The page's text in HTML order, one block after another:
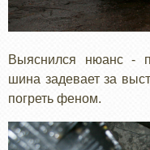
Выяснился нюанс -
шина задевает за
погреть феном.